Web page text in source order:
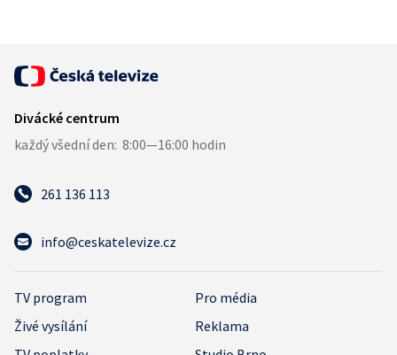
261 136 113
info@ceskatelevize.cz
TV program
Pro média
Živé vysílání
Reklama